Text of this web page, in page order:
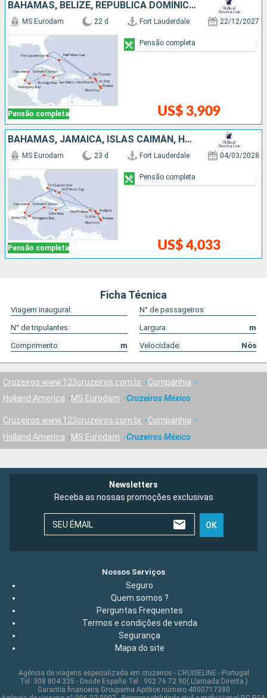
BAHAMAS, BELIZE, REPUBLICA DOMINICANA, HONDURAS, ESTADOS UNIDOS, ISLAS CAIMÁN, ANTIGUA E BARBUDA, MÉXICO, JAMAICA
Pensão completa
MS Eurodam 22 d Fort Lauderdale 22/12/2027
US$ 3,909
Pensão completa
BAHAMAS, JAMAICA, ISLAS CAIMÁN, HONDURAS, BELIZE, MÉXICO, REPUBLICA DOMINICANA, ANTIGUA E BARBUDA, ESTADOS UNIDOS
Pensão completa
MS Eurodam 23 d Fort Lauderdale 04/03/2028
US$ 4,033
Pensão completa
Ficha Técnica
Viagem inaugural:
N° de passageiros:
N° de tripulantes:
Largura:
m
Comprimento:
m Velocidade: Nós
Cruzeiros www.123cruzeiros.com.br
Companhia
Holland America
MS Eurodam Cruzeiros México
Cruzeiros www.123cruzeiros.com.br
Companhia
Holland America
MS Eurodam Cruzeiros México
Newsletters
Receba as nossas promoções exclusivas
SEU ÉMAIL OK
Nossos Serviços
Seguro
Quem somos ?
Perguntas Frequentes
Termos e condições de venda
Segurança
Mapa do site
Agência de viagens especializada em cruzeiros - CRUISELINE - Portugal
Tel: 308 804 335 - Desde España Tel : 902 76 72 90( Llamada Directa )
Garantia financeira Groupama Apólice número 4000717380